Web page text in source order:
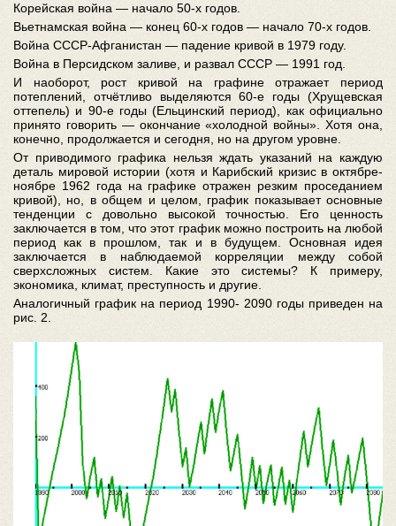
Корейская война — начало 50-х годов.
Вьетнамская война — конец 60-х годов — начало 70-х годов.
Война СССР-Афганистан — падение кривой в 1979 году.
Война в Персидском заливе, и развал СССР — 1991 год.
И наоборот, рост кривой на графине отражает период
потеплений, отчётливо выделяются 60-е годы (Хрущевская
оттепель) и 90-е годы (Ельцинский период), как официально
принято говорить — окончание «холодной войны». Хотя она,
конечно, продолжается и сегодня, но на другом уровне.
От приводимого графика нельзя ждать указаний на каждую
деталь мировой истории (хотя и Карибский кризис в октябре-
ноябре 1962 года на графике отражен резким проседанием
кривой), но, в общем и целом, график показывает основные
тенденции с довольно высокой точностью. Его ценность
заключается в том, что этот график можно построить на любой
период как в прошлом, так и в будущем. Основная идея
заключается в наблюдаемой корреляции между собой
сверхсложных систем. Какие это системы? К примеру,
экономика, климат, преступность и другие.
Аналогичный график на период 1990- 2090 годы приведен на
рис. 2.